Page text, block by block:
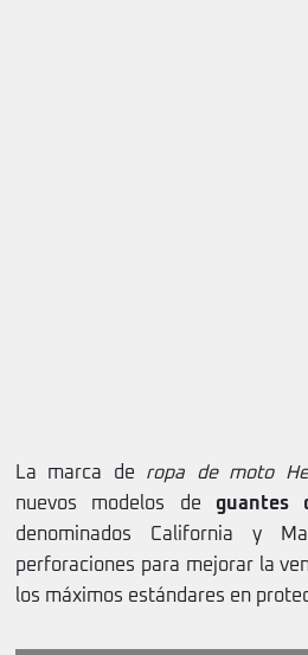
La marca de ropa de moto
nuevos modelos de guantes
denominados California y
perforaciones para mejorar la
los máximos estándares en